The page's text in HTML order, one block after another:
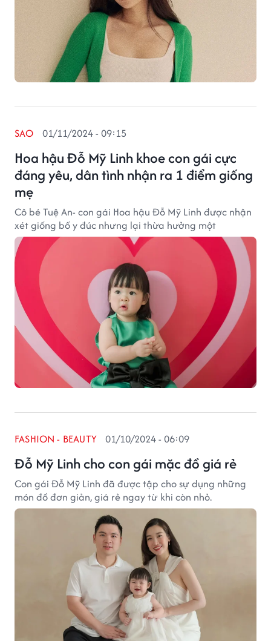
Hoa hậu Đỗ Mỹ Linh khoe con gái cực
đáng yêu, dân tình nhận ra 1 điểm giống
mẹ
SAO 01/11/2024 - 09:15
Cô bé Tuệ An- con gái Hoa hậu Đỗ Mỹ Linh được nhận
xét giống bố y đúc nhưng lại thừa hưởng một
Đỗ Mỹ Linh cho con gái mặc đồ giá rẻ
FASHION - BEAUTY 01/10/2024 - 06:09
Con gái Đỗ Mỹ Linh đã được tập cho sự dụng những
món đồ đơn giản, giá rẻ ngay từ khi còn nhỏ.